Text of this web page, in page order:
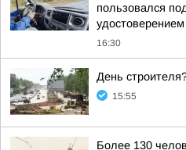
пользовался
удостоверением
16:30
День
15:55
Более 130